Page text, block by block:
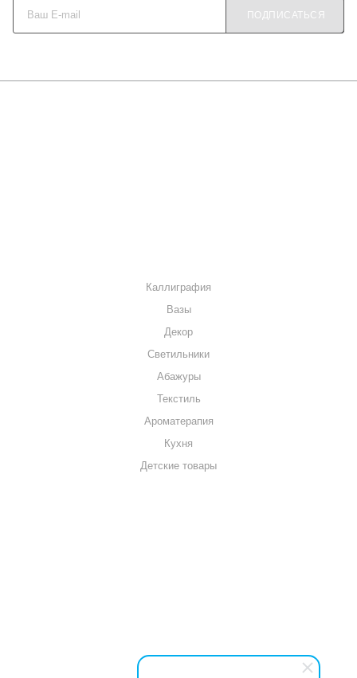
ПОДПИСАТЬСЯ
Каллиграфия
Вазы
Декор
Светильники
Абажуры
Текстиль
Ароматерапия
Кухня
Детские товары